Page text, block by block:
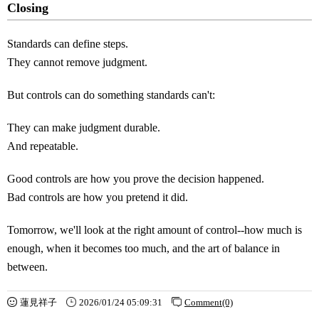
Closing
Standards can define steps.
They cannot remove judgment.
But controls can do something standards can't:
They can make judgment durable.
And repeatable.
Good controls are how you prove the decision happened.
Bad controls are how you pretend it did.
Tomorrow, we'll look at the right amount of control--how much is
enough, when it becomes too much, and the art of balance in
between.
蓮見祥子 2026/01/24 05:09:31 Comment(0)